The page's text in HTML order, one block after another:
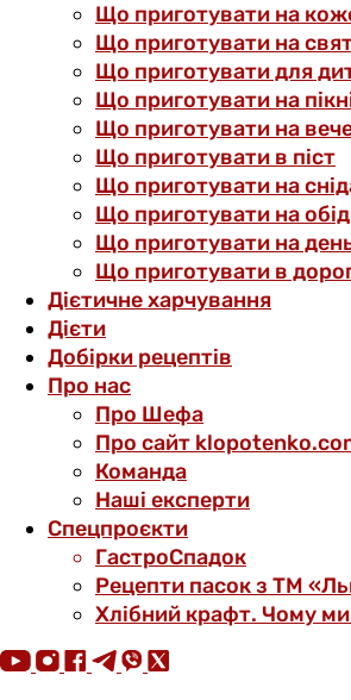
Що приготувати на
Що приготувати на
Що приготувати для
Що приготувати на
Що приготувати на
Що приготувати в піст
Що приготувати на
Що приготувати на обід
Що приготувати на
Що приготувати в
Дієтичне харчування
Дієти
Добірки рецептів
Про нас
Про Шефа
Про сайт
Команда
Наші експерти
Спецпроєкти
ГастроСпадок
Рецепти пасок з ТМ
Хлібний крафт. Чому ми